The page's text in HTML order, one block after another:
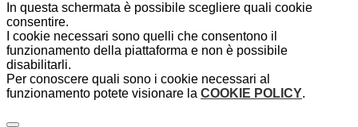
In questa schermata è possibile scegliere quali cookie
consentire.
I cookie necessari sono quelli che consentono il
funzionamento della piattaforma e non è possibile
disabilitarli.
Per conoscere quali sono i cookie necessari al
funzionamento potete visionare la COOKIE POLICY.